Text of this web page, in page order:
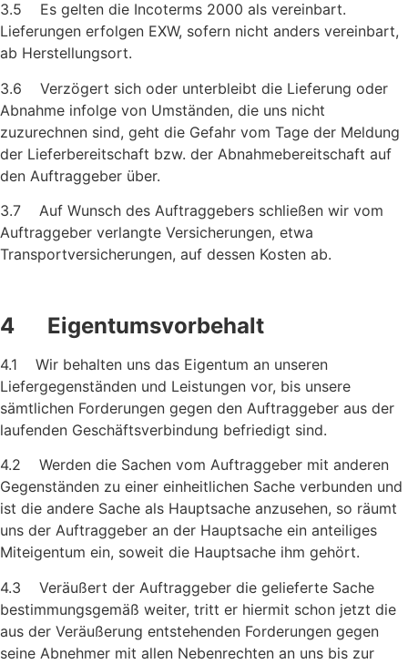
3.5 Es gelten die Incoterms 2000 als vereinbart.
Lieferungen erfolgen EXW, sofern nicht anders vereinbart,
ab Herstellungsort.
3.6 Verzögert sich oder unterbleibt die Lieferung oder
Abnahme infolge von Umständen, die uns nicht
zuzurechnen sind, geht die Gefahr vom Tage der Meldung
der Lieferbereitschaft bzw. der Ab­nahmebereitschaft auf
den Auftraggeber über.
3.7 Auf Wunsch des Auftraggebers schließen wir vom
Auftraggeber verlangte Versicherungen, etwa
Transportversicherungen, auf dessen Kosten ab.
4 Eigentumsvorbehalt
4.1 Wir behalten uns das Eigentum an unseren
Liefergegenständen und Leistungen vor, bis unsere
sämtlichen Forderungen gegen den Auftraggeber aus der
laufenden Geschäftsverbindung be­friedigt sind.
4.2 Werden die Sachen vom Auftraggeber mit anderen
Gegenstän­den zu einer einheitlichen Sache verbunden und
ist die andere Sache als Hauptsache anzusehen, so räumt
uns der Auftraggeber an der Hauptsache ein anteiliges
Miteigentum ein, soweit die Hauptsache ihm gehört.
4.3 Veräußert der Auftraggeber die gelieferte Sache
bestimmungs­gemäß weiter, tritt er hiermit schon jetzt die
aus der Veräußerung entstehenden Forderungen gegen
seine Abnehmer mit allen Nebenrechten an uns bis zur